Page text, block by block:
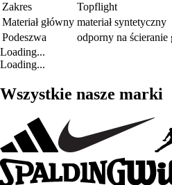
Zakres
Topflight
Materiał główny materiał syntetyczny
Podeszwa
odporny na
Loading...
Loading...
Wszystkie nasze marki